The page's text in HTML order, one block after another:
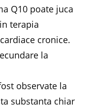
Q10 poate juca
terapia
cronice.
la
observate la
substanta chiar